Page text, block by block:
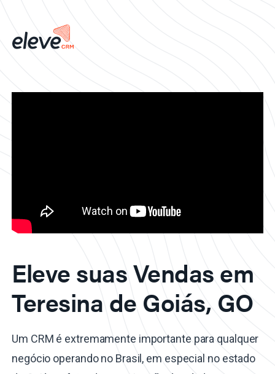
Eleve suas Vendas em
Teresina de Goiás, GO
Um CRM é extremamente importante para qualquer
negócio operando no Brasil, em especial no estado